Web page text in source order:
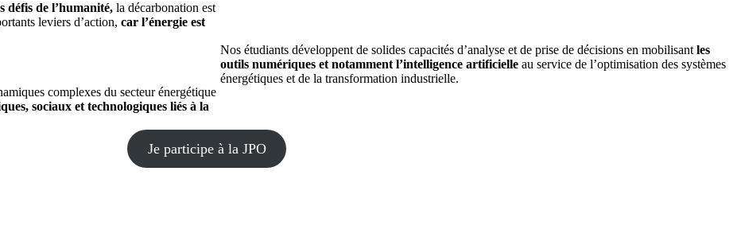
défis de l’humanité, la décarbonation est
leviers d’action, car l’énergie est
complexes du secteur énergétique
sociaux et technologiques liés à la
Nos étudiants développent de solides capacités d’analyse et de prise de décisions en mobilisantles
outils numériques et notamment l’intelligence artificielle au service de l’optimisation des systèmes
énergétiques et de la transformation industrielle.
Je participe à la JPO